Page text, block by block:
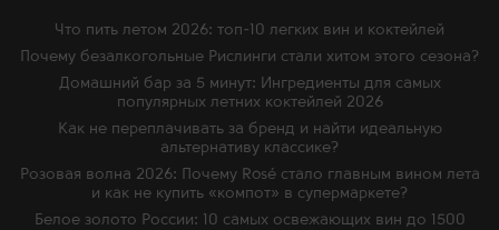
Что пить летом 2026: топ-10 легких вин и коктейлей
Почему безалкогольные Рислинги стали хитом этого сезона?
Домашний бар за 5 минут: Ингредиенты для самых
популярных летних коктейлей 2026
Как не переплачивать за бренд и найти идеальную
альтернативу классике?
Розовая волна 2026: Почему Rosé стало главным вином лета
и как не купить «компот» в супермаркете?
Белое золото России: 10 самых освежающих вин до 1500